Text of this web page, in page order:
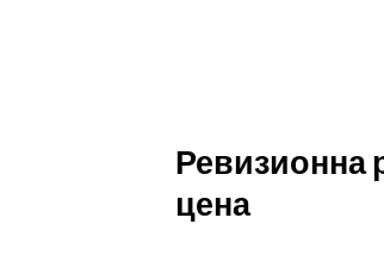
Ревизионна
цена